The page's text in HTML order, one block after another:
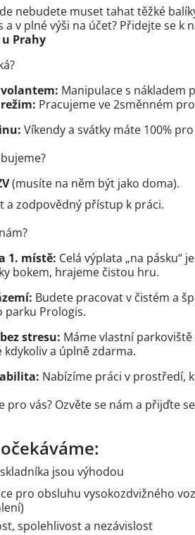
nebudete muset tahat těžké
a v plné výši na účet? Přidejte se
u Prahy
Manipulace s nákladem
Pracujeme ve 2směnném
Víkendy a svátky máte 100%
(musíte na něm být jako doma).
a zodpovědný přístup k práci.
1. místě: Celá výplata „na pásku“
bokem, hrajeme čistou hru.
Budete pracovat v čistém a
parku Prologis.
stresu: Máme vlastní
kdykoliv a úplně zdarma.
Nabízíme práci v prostředí,
pro vás? Ozvěte se nám a přijďte
jsou výhodou
pro obsluhu vysokozdvižného
spolehlivost a nezávislost